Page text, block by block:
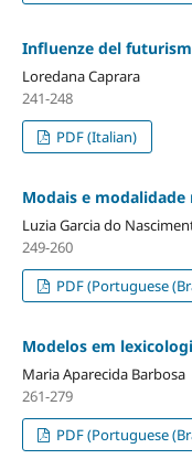
Influenze del
Loredana Caprara
241-248
PDF (Italian)
Modais e
Luzia Garcia do
249-260
PDF (Portuguese
Modelos em
Maria Aparecida Barbosa
261-279
PDF (Portuguese